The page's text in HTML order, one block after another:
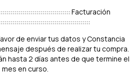
Facturación
de enviar tus datos y Constancia
después de realizar tu compra.
hasta 2 días antes de que termine el
mes en curso.